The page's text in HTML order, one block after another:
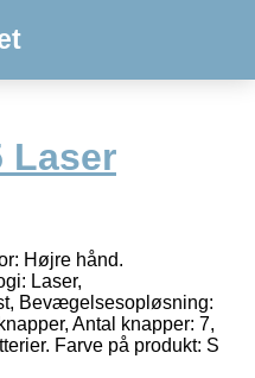
Laser
Højre hånd.
Laser,
Bevægelsesopløsning:
Antal knapper: 7,
Farve på produkt: S